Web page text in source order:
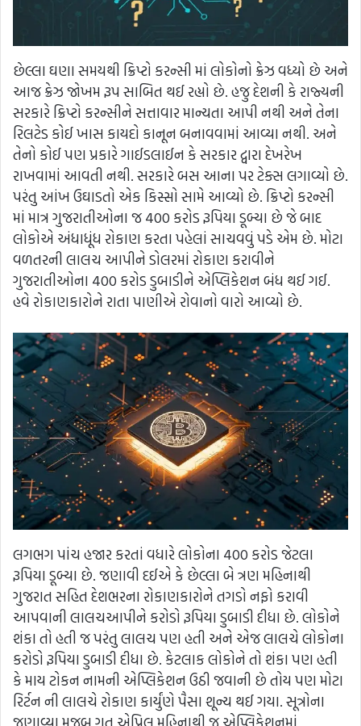
છેલ્લા ઘણા સમયથી ક્રિપ્ટો કરન્સી માં લોકોનો ક્રેઝ વધ્યો છે અને
આજ ક્રેઝ જોખમ રૂપ સાબિત થઈ રહ્યો છે. હજુ દેશની કે રાજ્યની
સરકારે ક્રિપ્ટો કરન્સીને સત્તાવાર માન્યતા આપી નથી અને તેના
રિલટેડ કોઈ ખાસ કાયદો કાનૂન બનાવવામાં આવ્યા નથી. અને
તેનો કોઈ પણ પ્રકારે ગાઈડલાઈન કે સરકાર દ્વારા દેખરેખ
રાખવામાં આવતી નથી. સરકારે બસ આના પર ટેક્સ લગાવ્યો છે.
પરંતુ આંખ ઉઘાડતો એક કિસ્સો સામે આવ્યો છે. ક્રિપ્ટો કરન્સી
માં માત્ર ગુજરાતીઓના જ 400 કરોડ રૂપિયા ડૂબ્યા છે જે બાદ
લોકોએ અંધાધૂંધ રોકાણ કરતા પહેલાં સાચવવું પડે એમ છે. મોટા
વળતરની લાલચ આપીને ડોલરમાં રોકાણ કરાવીને
ગુજરાતીઓના 400 કરોડ ડુબાડીને એપ્લિકેશન બંધ થઈ ગઈ.
હવે રોકાણકારોને રાતા પાણીએ રોવાનો વારો આવ્યો છે.
લગભગ પાંચ હજાર કરતાં વધારે લોકોના 400 કરોડ જેટલા
રૂપિયા ડૂબ્યા છે. જણાવી દઈએ કે છેલ્લા બે ત્રણ મહિનાથી
ગુજરાત સહિત દેશભરના રોકાણકારોને તગડો નફો કરાવી
આપવાની લાલચઆપીને કરોડો રૂપિયા ડુબાડી દીધા છે. લોકોને
શંકા તો હતી જ પરંતુ લાલચ પણ હતી અને એજ લાલચે લોકોના
કરોડો રૂપિયા ડુબાડી દીધા છે. કેટલાક લોકોને તો શંકા પણ હતી
કે માય ટોકન નામની એપ્લિકેશન ઉઠી જવાની છે તોય પણ મોટા
રિર્ટન ની લાલચે રોકાણ કાર્યુંણે પૈસા શૂન્ય થઈ ગયા. સૂત્રોના